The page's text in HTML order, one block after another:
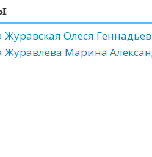
Журавская Олеся
Журавлева Марина